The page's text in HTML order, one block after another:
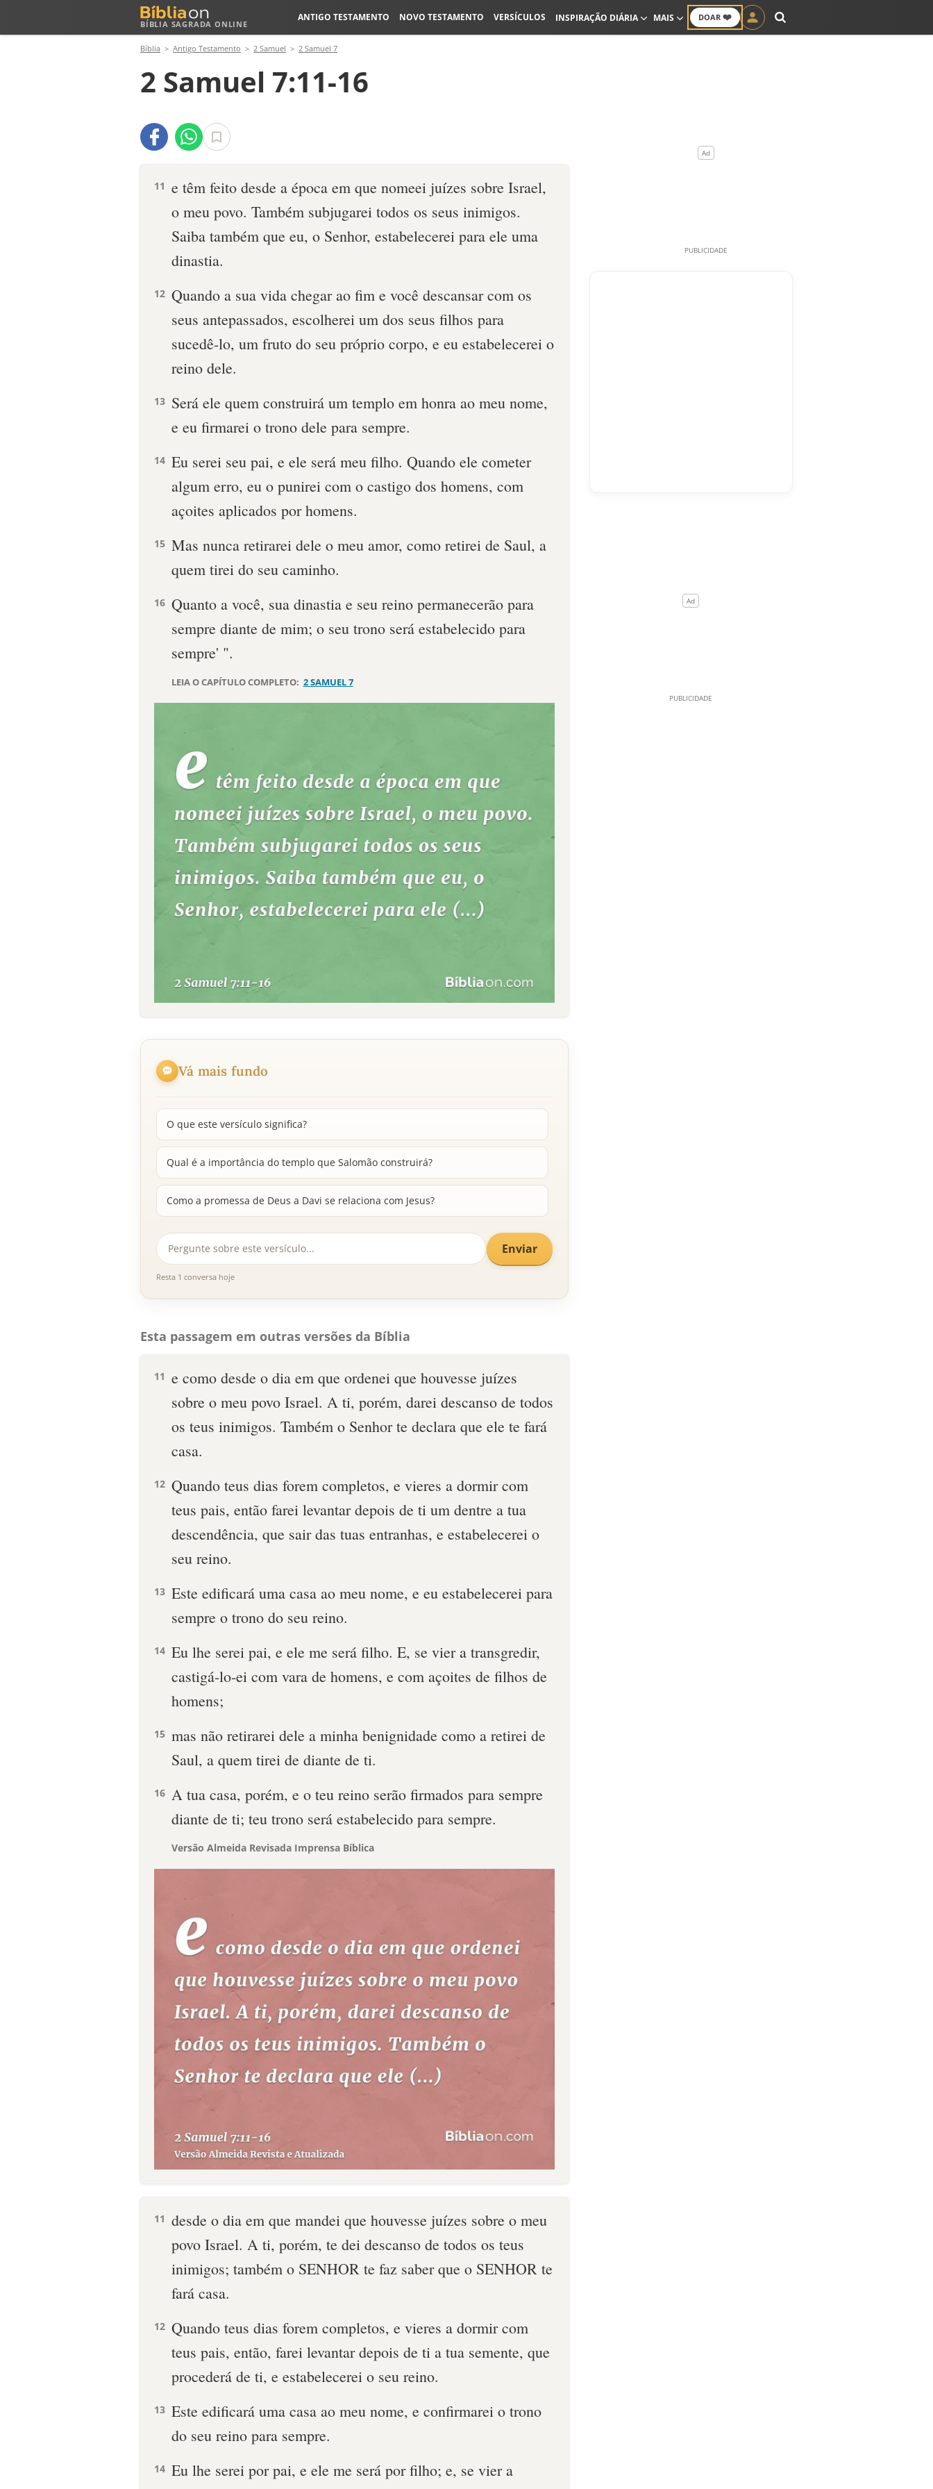
BÍBLIA SAGRADA ONLINE
DOAR ❤️
ANTIGO TESTAMENTO NOVO TESTAMENTO VERSÍCULOS INSPIRAÇÃO DIÁRIA MAIS
Bíblia Antigo Testamento 2 Samuel 2 Samuel 7
2 Samuel 7:11-16
11 e têm feito desde a época em que nomeei juízes sobre Israel,
o meu povo. Também subjugarei todos os seus inimigos.
Saiba tam­bém que eu, o Senhor, estabelecerei para ele uma
dinastia.
12 Quan­do a sua vida chegar ao fim e você descansar com os
seus antepassados, escolherei um dos seus filhos para
sucedê-lo, um fruto do seu próprio corpo, e eu estabelecerei o
reino dele.
13 Será ele quem construirá um templo em honra ao meu nome,
e eu firmarei o trono dele para sem­pre.
14 Eu serei seu pai, e ele será meu filho. Quando ele cometer
algum erro, eu o punirei com o castigo dos ho­mens, com
açoites aplicados por homens.
15 Mas nunca retirarei dele o meu amor, como retirei de Saul, a
quem tirei do seu caminho.
16 Quanto a você, sua dinastia e seu reino permanecerão para
sempre diante de mim; o seu trono será estabelecido para
sempre' ".
LEIA O CAPÍTULO COMPLETO: 2 SAMUEL 7
Vá mais fundo
O que este versículo significa?
Qual é a importância do templo que Salomão construirá?
Como a promessa de Deus a Davi se relaciona com Jesus?
Enviar
Resta 1 conversa hoje
Esta passagem em outras versões da Bíblia
11 e como desde o dia em que ordenei que houvesse juízes
sobre o meu povo Israel. A ti, porém, darei descanso de todos
os teus inimigos. Também o Senhor te declara que ele te fará
casa.
12 Quando teus dias forem completos, e vieres a dormir com
teus pais, então farei levantar depois de ti um dentre a tua
descendência, que sair das tuas entranhas, e estabelecerei o
seu reino.
13 Este edificará uma casa ao meu nome, e eu estabelecerei para
sempre o trono do seu reino.
14 Eu lhe serei pai, e ele me será filho. E, se vier a transgredir,
castigá-lo-ei com vara de homens, e com açoites de filhos de
homens;
15 mas não retirarei dele a minha benignidade como a retirei de
Saul, a quem tirei de diante de ti.
16 A tua casa, porém, e o teu reino serão firmados para sempre
diante de ti; teu trono será estabelecido para sempre.
Versão Almeida Revisada Imprensa Bíblica
11 desde o dia em que mandei que houvesse juízes sobre o meu
povo Israel. A ti, porém, te dei descanso de todos os teus
inimigos; também o SENHOR te faz saber que o SENHOR te
fará casa.
12 Quando teus dias forem completos, e vieres a dormir com
teus pais, então, farei levantar depois de ti a tua semente, que
procederá de ti, e estabelecerei o seu reino.
13 Este edificará uma casa ao meu nome, e confirmarei o trono
do seu reino para sempre.
14 Eu lhe serei por pai, e ele me será por filho; e, se vier a